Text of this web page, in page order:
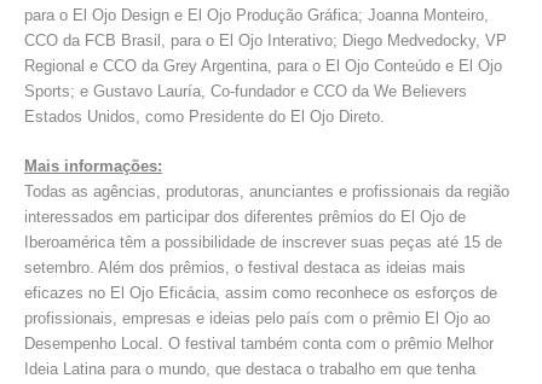
para o El Ojo Design e El Ojo Produção Gráfica; Joanna Monteiro,
CCO da FCB Brasil, para o El Ojo Interativo; Diego Medvedocky, VP
Regional e CCO da Grey Argentina, para o El Ojo Conteúdo e El Ojo
Sports; e Gustavo Lauría, Co-fundador e CCO da We Believers
Estados Unidos, como Presidente do El Ojo Direto.
Mais informações:
Todas as agências, produtoras, anunciantes e profissionais da região
interessados em participar dos diferentes prêmios do El Ojo de
Iberoamérica têm a possibilidade de inscrever suas peças até 15 de
setembro. Além dos prêmios, o festival destaca as ideias mais
eficazes no El Ojo Eficácia, assim como reconhece os esforços de
profissionais, empresas e ideias pelo país com o prêmio El Ojo ao
Desempenho Local. O festival também conta com o prêmio Melhor
Ideia Latina para o mundo, que destaca o trabalho em que tenha